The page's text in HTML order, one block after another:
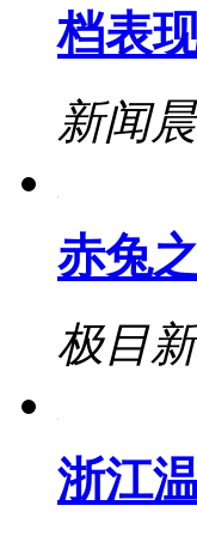
档表
新闻
赤兔
极目
浙江